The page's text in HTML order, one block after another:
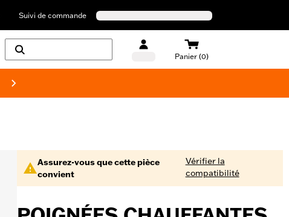
Suivi de commande
Panier (0)
Assurez-vous que cette pièce
convient
Vérifier la
compatibilité